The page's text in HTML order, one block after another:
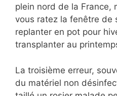
plein nord de la France,
vous ratez la fenêtre de
replanter en pot pour
transplanter au
La troisième erreur,
du matériel non